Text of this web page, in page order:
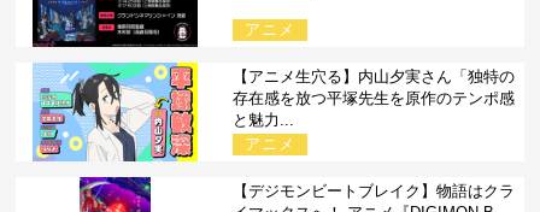
アニメ
【アニメ生穴る】内山夕実さん「独特の
存在感を放つ平塚先生を原作のテンポ感
と魅力...
アニメ
【デジモンビートブレイク】物語はクラ